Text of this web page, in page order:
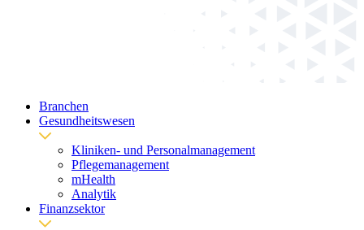
Branchen
Gesundheitswesen
Kliniken- und Personalmanagement
Pflegemanagement
mHealth
Analytik
Finanzsektor